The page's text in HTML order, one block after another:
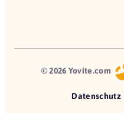
© 2026 Yovite.com
Datenschutz